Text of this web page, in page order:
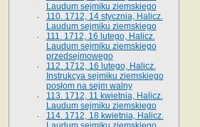
Laudum sejmiku ziemskiego
110. 1712, 14 stycznia, Halicz.
Laudum sejmiku ziemskiego
111. 1712, 16 lutego, Halicz.
Laudum sejmiku ziemskiego
przedsejmowego
112. 1712, 16 lutego, Halicz.
Instrukcya sejmiku ziemskiego
posłom na sejm walny
113. 1712, 11 kwietnia, Halicz.
Laudum sejmiku ziemskiego
114. 1712, 18 kwietnia, Halicz.